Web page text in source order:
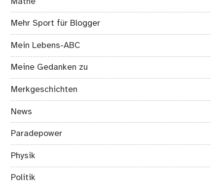
Mehr Sport für Blogger
Mein Lebens-ABC
Meine Gedanken zu
Merkgeschichten
News
Paradepower
Physik
Politik